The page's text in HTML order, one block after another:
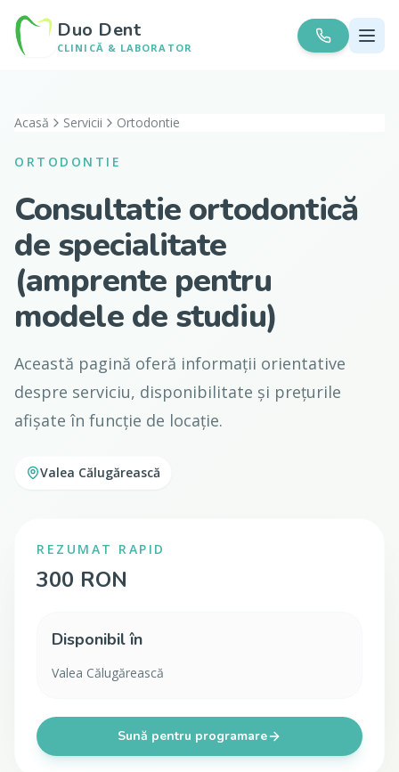
Duo Dent
CLINICĂ & LABORATOR
Acasă Servicii Ortodontie
ORTODONTIE
Consultatie ortodontică
de specialitate
(amprente pentru
modele de studiu)
Această pagină oferă informații orientative
despre serviciu, disponibilitate și prețurile
afișate în funcție de locație.
Valea Călugărească
REZUMAT RAPID
300 RON
Disponibil în
Valea Călugărească
Sună pentru programare